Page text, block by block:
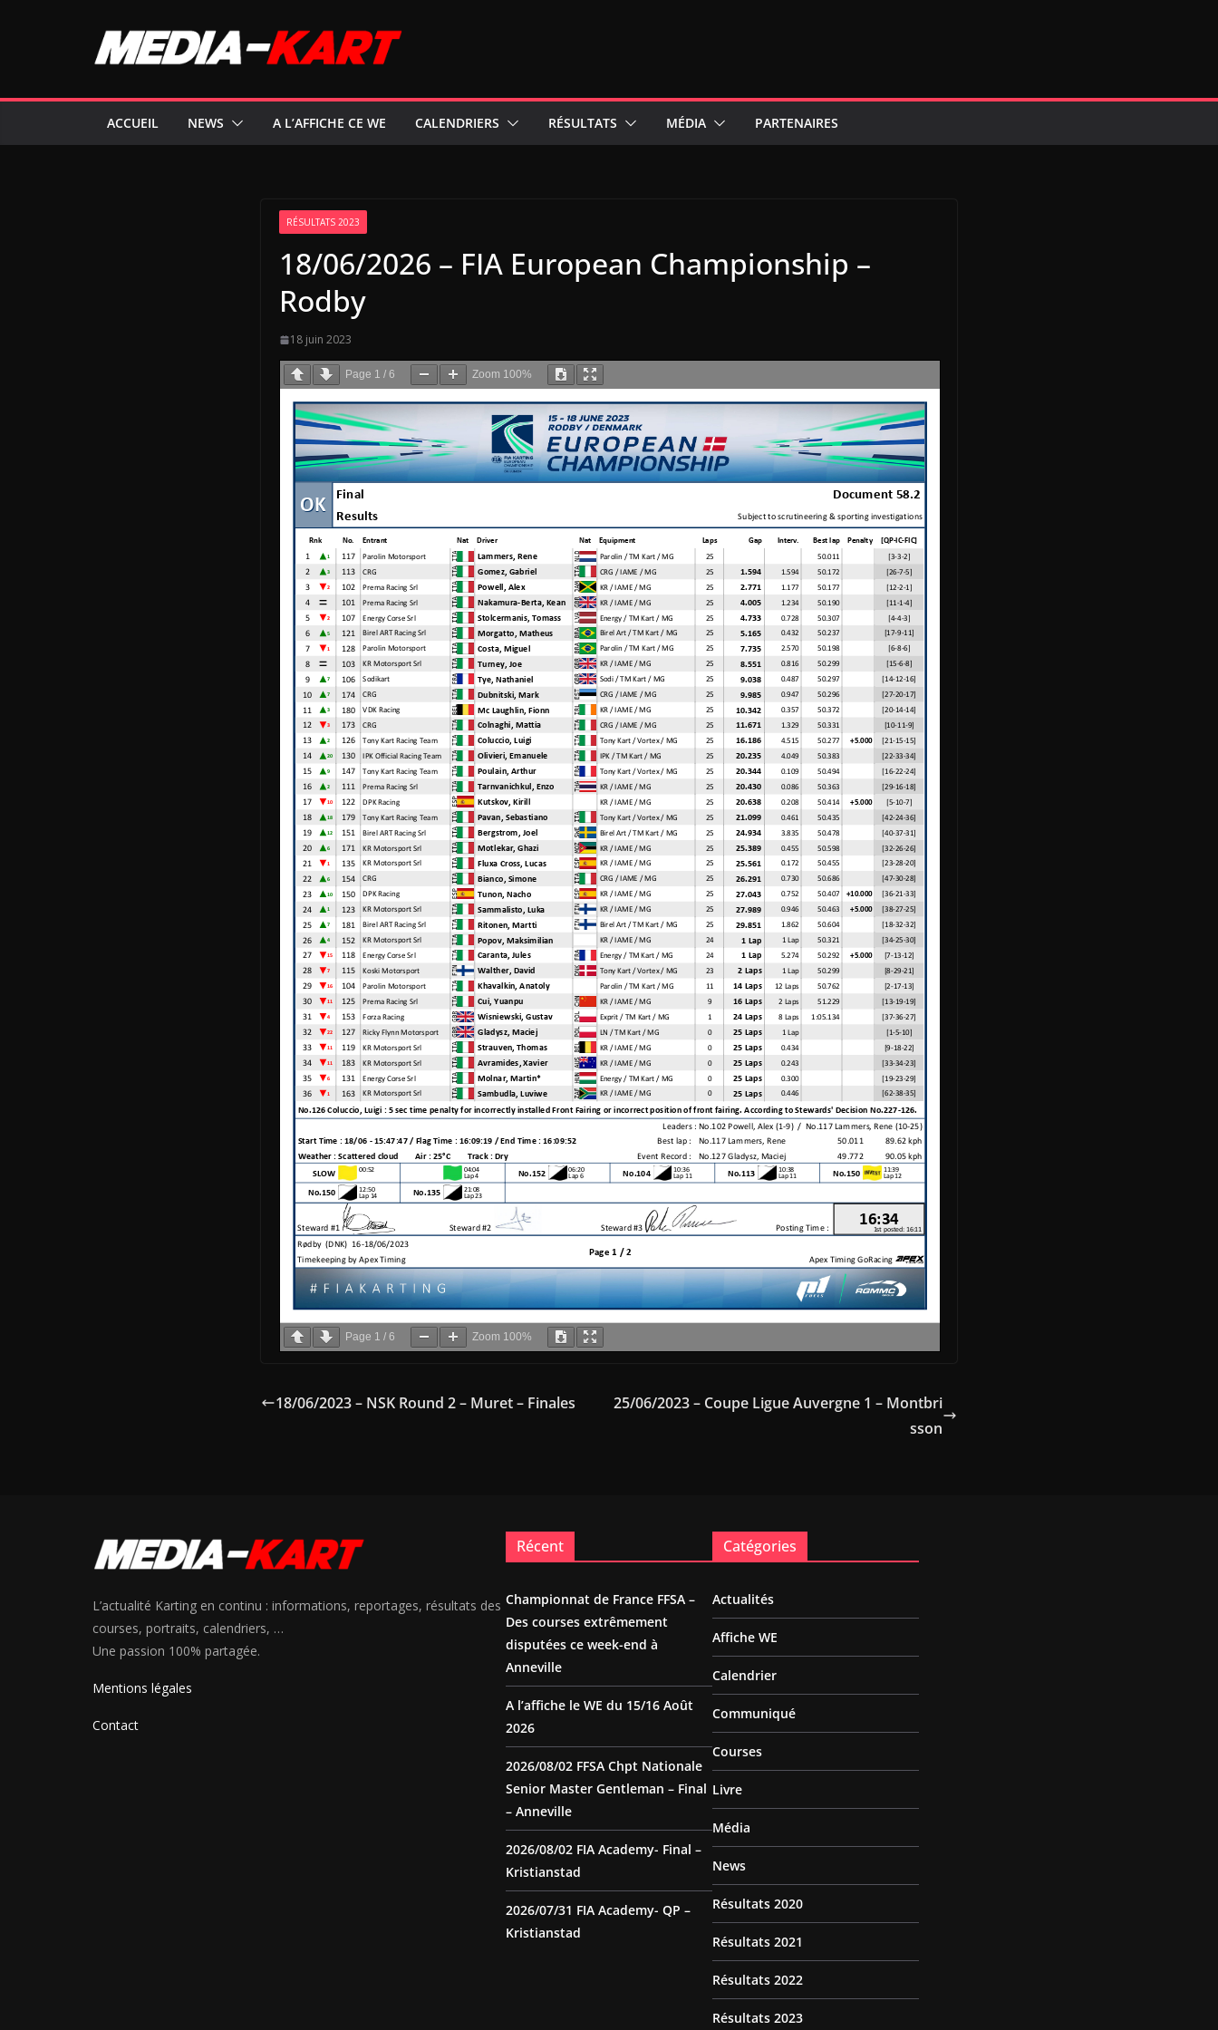
ACCUEIL NEWS A L’AFFICHE CE WE CALENDRIERS RÉSULTATS MÉDIA PARTENAIRES
RÉSULTATS 2023
18/06/2026 – FIA European Championship –
Rodby
18 juin 2023
Page 1 / 6 Zoom 100%
Page 1 / 6 Zoom 100%
18/06/2023 – NSK Round 2 – Muret – Finales
25/06/2023 – Coupe Ligue Auvergne 1 – Montbri
sson
L’actualité Karting en continu : informations, reportages, résultats des
courses, portraits, calendriers, …
Une passion 100% partagée.
Mentions légales
Contact
Récent
Championnat de France FFSA –
Des courses extrêmement
disputées ce week-end à
Anneville
A l’affiche le WE du 15/16 Août
2026
2026/08/02 FFSA Chpt Nationale
Senior Master Gentleman – Final
– Anneville
2026/08/02 FIA Academy- Final –
Kristianstad
2026/07/31 FIA Academy- QP –
Kristianstad
Catégories
Actualités
Affiche WE
Calendrier
Communiqué
Courses
Livre
Média
News
Résultats 2020
Résultats 2021
Résultats 2022
Résultats 2023